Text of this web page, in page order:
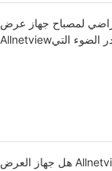
لمصباح جهاز عرض
Allnetview؟ ما هي تقنية مصدر الضوء التي
هل جهاز العرض Allnetview مقاوم للماء؟ إذا لم